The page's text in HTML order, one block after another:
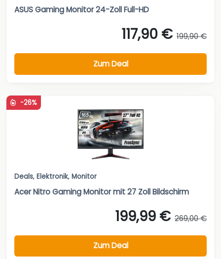
ASUS Gaming Monitor 24-Zoll Full-HD
117,90 € 199,90 €
Zum Deal
-26%
Deals, Elektronik, Monitor
Acer Nitro Gaming Monitor mit 27 Zoll Bildschirm
199,99 € 269,00 €
Zum Deal